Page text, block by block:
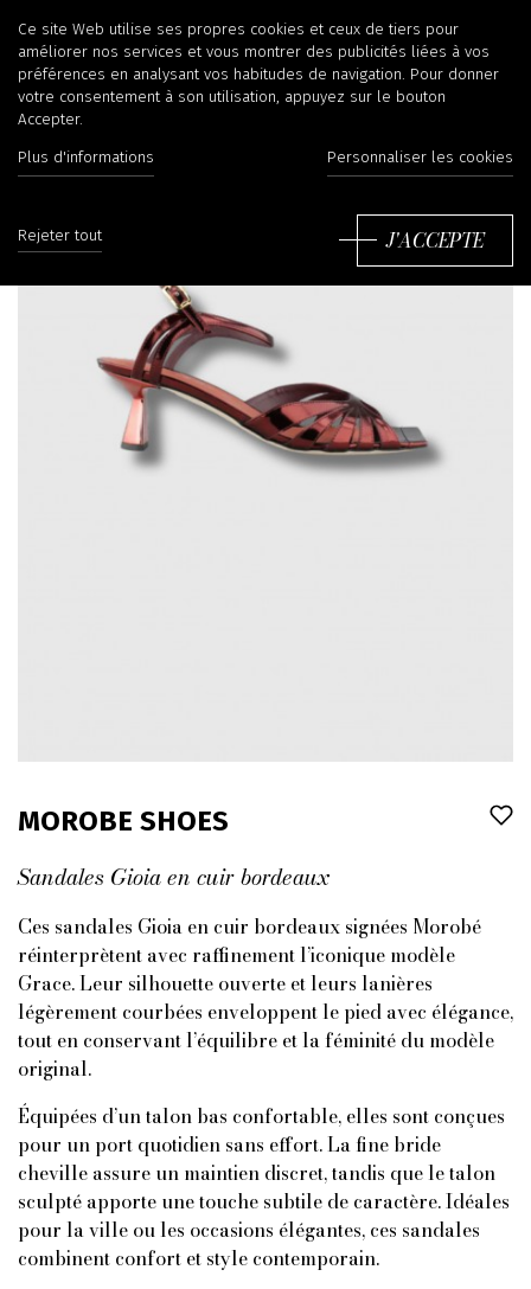
MOROBE SHOES
Sandales Gioia en cuir bordeaux
Ces sandales Gioia en cuir bordeaux signées Morobé
réinterprètent avec raffinement l’iconique modèle
Grace. Leur silhouette ouverte et leurs lanières
légèrement courbées enveloppent le pied avec élégance,
tout en conservant l’équilibre et la féminité du modèle
original.
Équipées d’un talon bas confortable, elles sont conçues
pour un port quotidien sans effort. La fine bride
cheville assure un maintien discret, tandis que le talon
sculpté apporte une touche subtile de caractère. Idéales
pour la ville ou les occasions élégantes, ces sandales
combinent confort et style contemporain.
Ce site Web utilise ses propres cookies et ceux de tiers pour
améliorer nos services et vous montrer des publicités liées à vos
préférences en analysant vos habitudes de navigation. Pour donner
votre consentement à son utilisation, appuyez sur le bouton
Accepter.
Plus d'informations Personnaliser les cookies
Rejeter tout J'ACCEPTE